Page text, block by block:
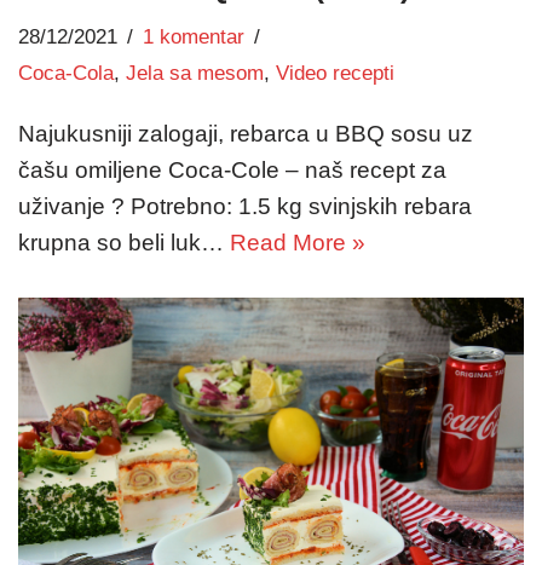
28/12/2021
1 komentar
Coca-Cola, Jela sa mesom, Video recepti
Najukusniji zalogaji, rebarca u BBQ sosu uz
čašu omiljene Coca-Cole – naš recept za
uživanje ? Potrebno: 1.5 kg svinjskih rebara
krupna so beli luk… Read More »